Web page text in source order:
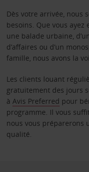
Dès votre arrivée, nous
besoins. Que vous ayez
une balade urbaine,
d’affaires ou d’un
famille, nous avons la
Les clients louant
gratuitement des jours
à Avis Preferred pour
programme. Il vous
nous vous préparerons
qualité.